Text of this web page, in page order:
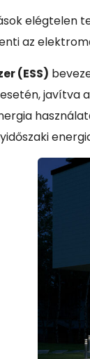
elégtelen
az
(ESS)
javítva